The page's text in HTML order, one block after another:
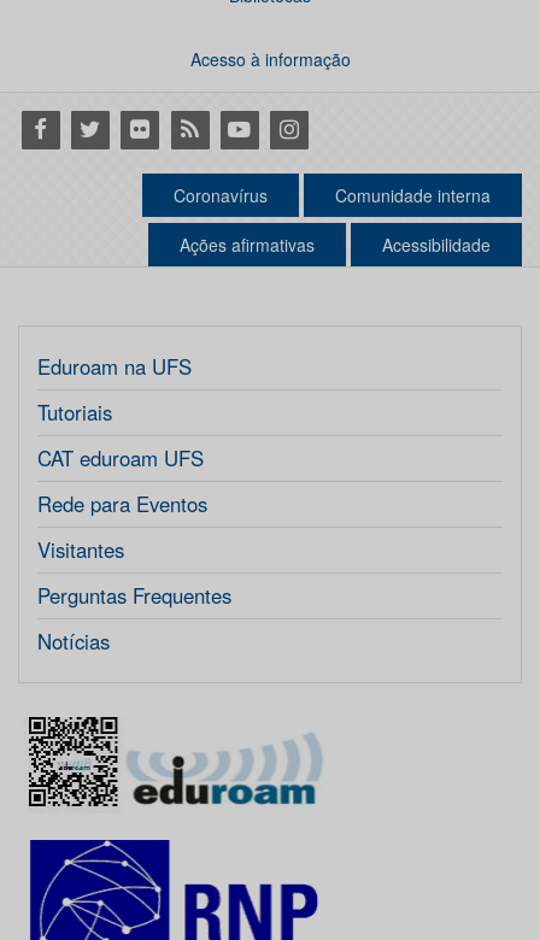
Acesso à informação
Facebook
Twitter Flickr RSS YoutubeInstagram
Coronavírus Comunidade interna
Ações afirmativas Acessibilidade
Eduroam na UFS
Tutoriais
CAT eduroam UFS
Rede para Eventos
Visitantes
Perguntas Frequentes
Notícias